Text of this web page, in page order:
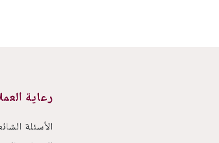
رعاية
الأسئلة